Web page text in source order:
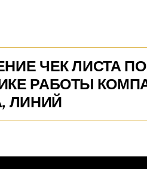
ЧЕК ЛИСТА ПО
РАБОТЫ
ЛИНИЙ